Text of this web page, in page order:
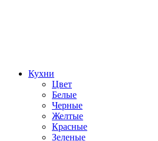
Кухни
Цвет
Белые
Черные
Желтые
Красные
Зеленые